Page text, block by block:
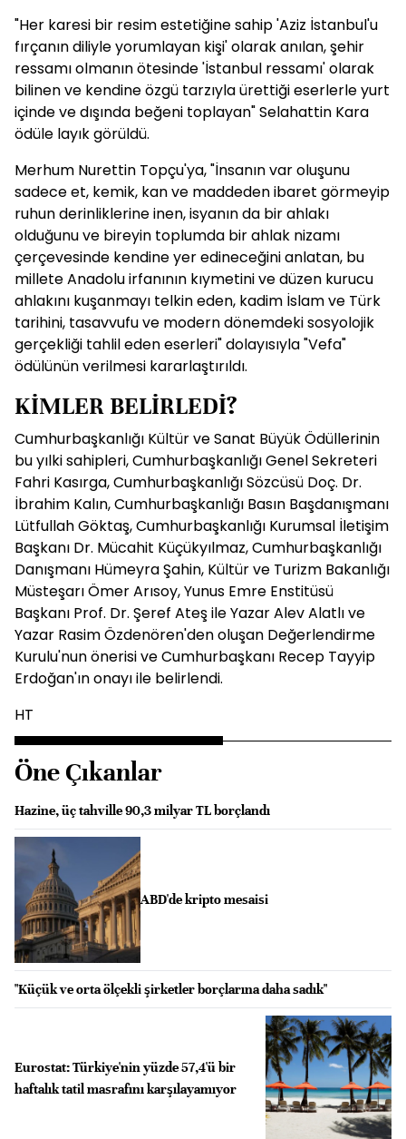
"Her karesi bir resim estetiğine sahip 'Aziz İstanbul'u
fırçanın diliyle yorumlayan kişi' olarak anılan, şehir
ressamı olmanın ötesinde 'İstanbul ressamı' olarak
bilinen ve kendine özgü tarzıyla ürettiği eserlerle yurt
içinde ve dışında beğeni toplayan" Selahattin Kara
ödüle layık görüldü.
Merhum Nurettin Topçu'ya, "İnsanın var oluşunu
sadece et, kemik, kan ve maddeden ibaret görmeyip
ruhun derinliklerine inen, isyanın da bir ahlakı
olduğunu ve bireyin toplumda bir ahlak nizamı
çerçevesinde kendine yer edineceğini anlatan, bu
millete Anadolu irfanının kıymetini ve düzen kurucu
ahlakını kuşanmayı telkin eden, kadim İslam ve Türk
tarihini, tasavvufu ve modern dönemdeki sosyolojik
gerçekliği tahlil eden eserleri" dolayısıyla "Vefa"
ödülünün verilmesi kararlaştırıldı.
KİMLER BELİRLEDİ?
Cumhurbaşkanlığı Kültür ve Sanat Büyük Ödüllerinin
bu yılki sahipleri, Cumhurbaşkanlığı Genel Sekreteri
Fahri Kasırga, Cumhurbaşkanlığı Sözcüsü Doç. Dr.
İbrahim Kalın, Cumhurbaşkanlığı Basın Başdanışmanı
Lütfullah Göktaş, Cumhurbaşkanlığı Kurumsal İletişim
Başkanı Dr. Mücahit Küçükyılmaz, Cumhurbaşkanlığı
Danışmanı Hümeyra Şahin, Kültür ve Turizm Bakanlığı
Müsteşarı Ömer Arısoy, Yunus Emre Enstitüsü
Başkanı Prof. Dr. Şeref Ateş ile Yazar Alev Alatlı ve
Yazar Rasim Özdenören'den oluşan Değerlendirme
Kurulu'nun önerisi ve Cumhurbaşkanı Recep Tayyip
Erdoğan'ın onayı ile belirlendi.
HT
Öne Çıkanlar
Hazine, üç tahville 90,3 milyar TL borçlandı
ABD'de kripto mesaisi
"Küçük ve orta ölçekli şirketler borçlarına daha sadık"
Eurostat: Türkiye'nin yüzde 57,4'ü bir
haftalık tatil masrafını karşılayamıyor